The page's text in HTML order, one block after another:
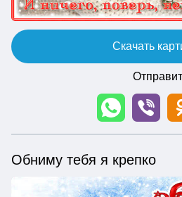
Скачать
Обниму тебя я крепко